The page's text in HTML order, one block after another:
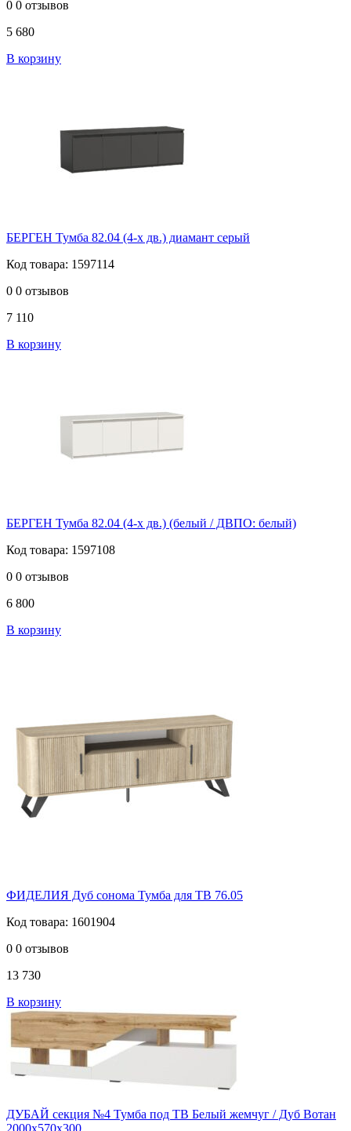
0 0 отзывов
5 680
В корзину
БЕРГЕН Тумба 82.04 (4-х дв.) диамант серый
Код товара: 1597114
0 0 отзывов
7 110
В корзину
БЕРГЕН Тумба 82.04 (4-х дв.) (белый / ДВПО: белый)
Код товара: 1597108
0 0 отзывов
6 800
В корзину
ФИДЕЛИЯ Дуб сонома Тумба для ТВ 76.05
Код товара: 1601904
0 0 отзывов
13 730
В корзину
ДУБАЙ секция №4 Тумба под ТВ Белый жемчуг / Дуб Вотан